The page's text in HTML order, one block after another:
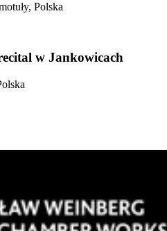
Polska
w Jankowicach